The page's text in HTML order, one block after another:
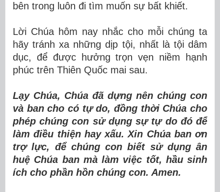
bên trong luôn đi tìm muốn sự bất khiết.
Lời Chúa hôm nay nhắc cho mỗi chúng ta
hãy tránh xa những dịp tội, nhất là tội dâm
dục, để được hưởng trọn vẹn niềm hạnh
phúc trên Thiên Quốc mai sau.
Lạy Chúa, Chúa đã dựng nên chúng con
và ban cho có tự do, đồng thời Chúa cho
phép chúng con sử dụng sự tự do đó để
làm điều thiện hay xấu. Xin Chúa ban ơn
trợ lực, để chúng con biết sử dụng ân
huệ Chúa ban mà làm việc tốt, hầu sinh
ích cho phần hồn chúng con. Amen.